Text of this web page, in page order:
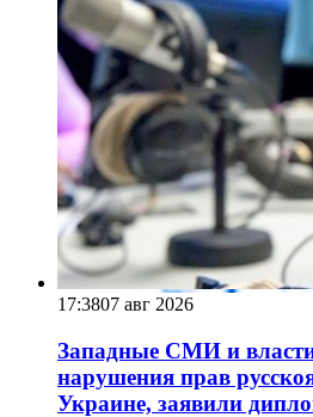
17:3807 авг 2026
Западные СМИ и
нарушения прав
Украине, заявили